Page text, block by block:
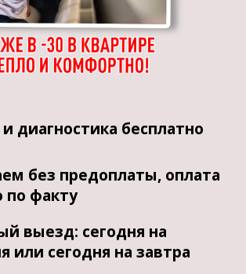
диагностика бесплатно
без предоплаты, оплата
по факту
выезд: сегодня на
или сегодня на завтра